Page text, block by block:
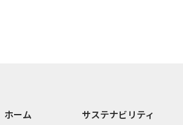
ホーム サステナビリティ